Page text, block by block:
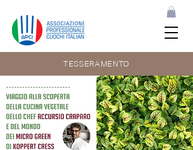
TESSERAMENTO